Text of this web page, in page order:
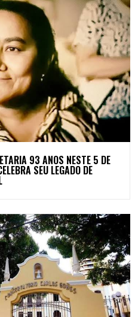
93 ANOS NESTE 5 DE
SEU LEGADO DE